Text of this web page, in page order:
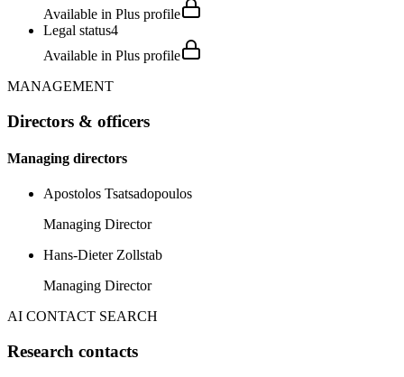
Available in Plus profile
Legal status4
Available in Plus profile
MANAGEMENT
Directors & officers
Managing directors
Apostolos Tsatsadopoulos
Managing Director
Hans-Dieter Zollstab
Managing Director
AI CONTACT SEARCH
Research contacts